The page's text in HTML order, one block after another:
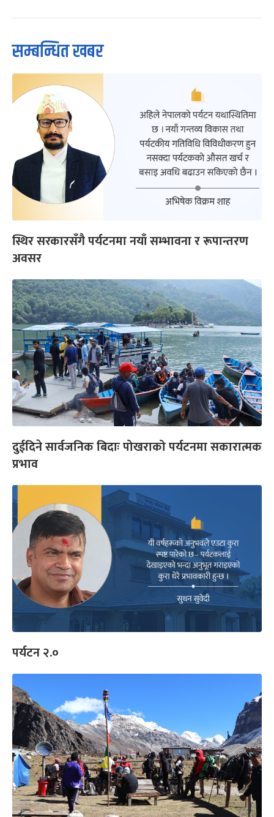
सम्बन्धित खबर
स्थिर सरकारसँगै पर्यटनमा नयाँ सम्भावना र रूपान्तरण
अवसर
दुईदिने सार्वजनिक बिदाः पोखराको पर्यटनमा सकारात्मक
प्रभाव
पर्यटन २.०